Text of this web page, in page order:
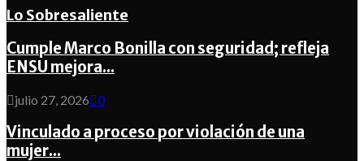
Lo Sobresaliente
Cumple Marco Bonilla con seguridad; refleja
ENSU mejora...
julio 27, 2026 0
Vinculado a proceso por violación de una
mujer...